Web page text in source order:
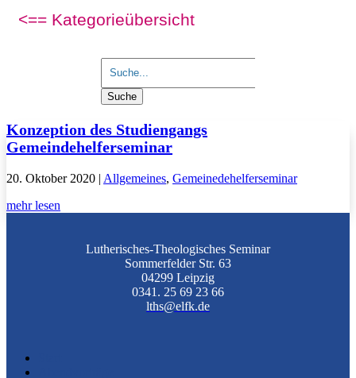
<== Kategorieübersicht
nach:
Konzeption des Studiengangs
Gemeindehelferseminar
20. Oktober 2020 | Allgemeines, Gemeinedehelferseminar
mehr lesen
Lutherisches-Theologisches Seminar
Sommerfelder Str. 63
04299 Leipzig
0341. 25 69 23 66
lths@elfk.de